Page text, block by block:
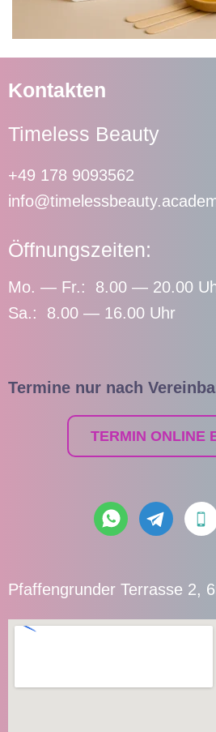
Kontakten
Timeless Beauty
+49 178 9093562
Öffnungszeiten:
Mo. — Fr.: 8.00 — 20.00
Sa.: 8.00 — 16.00 Uhr
Termine nur nach
TERMIN ONLINE
Pfaffengrunder Terrasse 2,